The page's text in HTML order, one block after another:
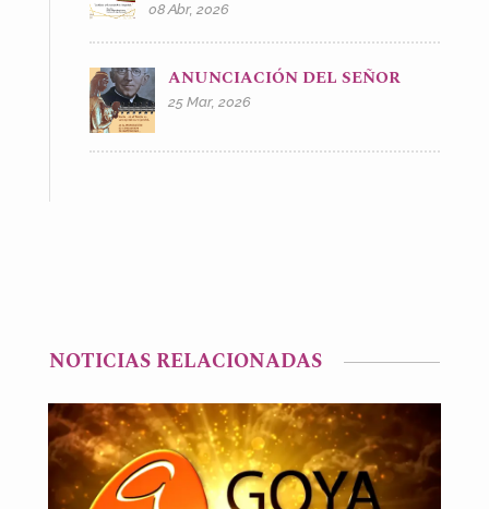
08 Abr, 2026
ANUNCIACIÓN DEL SEÑOR
25 Mar, 2026
NOTICIAS RELACIONADAS